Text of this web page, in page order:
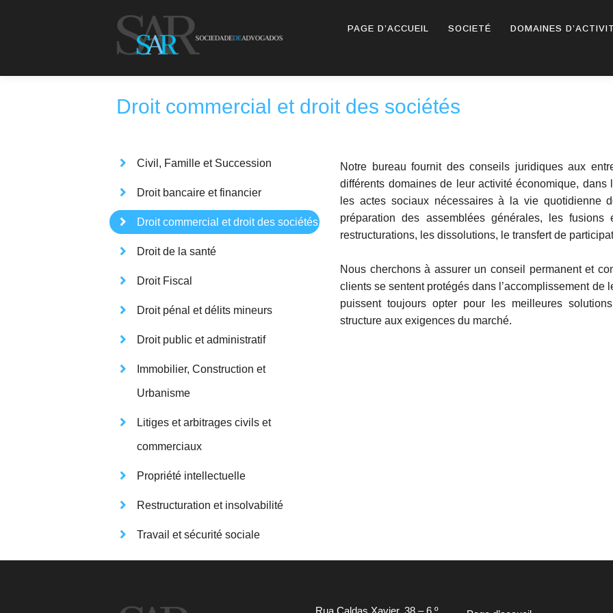
PAGE D’ACCUEIL SOCIETÉ DOMAINES
Droit commercial et droit des sociétés
Civil, Famille et Succession
Droit bancaire et financier
Droit commercial et droit des sociétés
Droit de la santé
Droit Fiscal
Droit pénal et délits mineurs
Droit public et administratif
Immobilier, Construction et
Urbanisme
Litiges et arbitrages civils et
commerciaux
Propriété intellectuelle
Restructuration et insolvabilité
Travail et sécurité sociale
Notre bureau fournit des conseils juridiques aux
différents domaines de leur activité économique,
les actes sociaux nécessaires à la vie quotidienne
préparation des assemblées générales, les fusions
restructurations, les dissolutions, le transfert de
Nous cherchons à assurer un conseil permanent et
clients se sentent protégés dans l’accomplissement de
puissent toujours opter pour les meilleures
structure aux exigences du marché.
Rua Caldas Xavier, 38 – 6.º